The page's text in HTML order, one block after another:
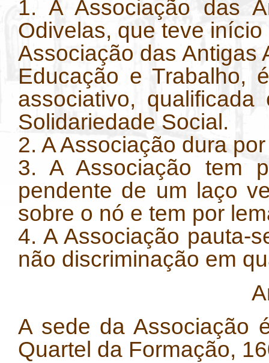
1. A Associação das
Odivelas, que teve
Associação das Antigas
Educação e Trabalho,
associativo,
Solidariedade Social.
2. A Associação dura
3. A Associação tem
pendente de um laço
sobre o nó e tem por
4. A Associação pauta-
não discriminação em
A sede da Associação
Quartel da Formação,